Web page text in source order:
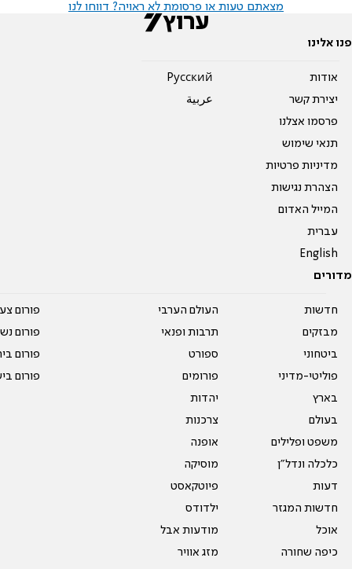
מצאתם טעות או פרסומת לא ראויה? דווחו לנו
פנו אלינו
אודות
יצירת קשר
פרסמו אצלנו
תנאי שימוש
מדיניות פרטיות
הצהרת נגישות
המייל האדום
עברית
English
Pусский
عربية
מדורים
חדשות
מבזקים
ביטחוני
פוליטי-מדיני
בארץ
בעולם
משפט ופלילים
כלכלה ונדל"ן
דעות
חדשות המגזר
אוכל
כיפה שחורה
העולם הערבי
תרבות ופנאי
ספורט
פורומים
יהדות
צרכנות
אופנה
מוסיקה
פיוטקאסט
ילדודס
מודעות אבל
מזג אוויר
פורום
פורום
פורום
פורום